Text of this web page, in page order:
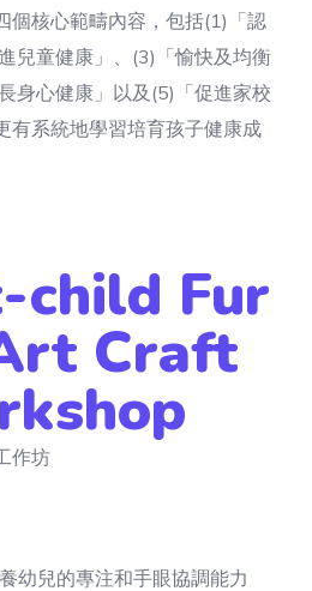
個核心範疇內容，包括(1) 「認
兒童健康」、 (3) 「愉快及均衡
長身心健康」以及(5)「促進家校
有系統地學習培育孩子健康成
child Fur
Craft
作坊
幼兒的專注和手眼協調能力